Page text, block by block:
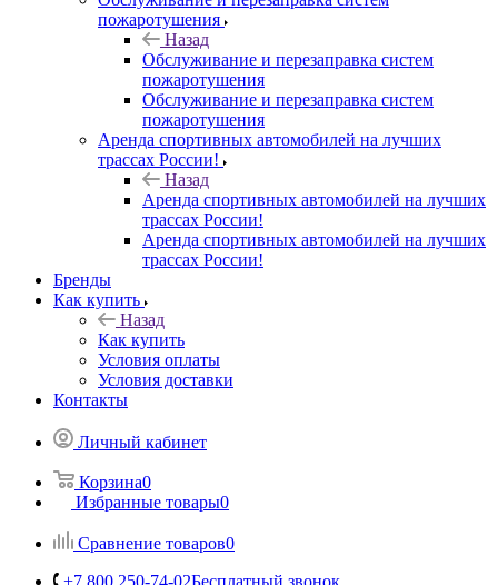
пожаротушения
Назад
Обслуживание и перезаправка систем
пожаротушения
Обслуживание и перезаправка систем
пожаротушения
Аренда спортивных автомобилей на лучших
трассах России!
Назад
Аренда спортивных автомобилей на лучших
трассах России!
Аренда спортивных автомобилей на лучших
трассах России!
Бренды
Как купить
Назад
Как купить
Условия оплаты
Условия доставки
Контакты
Личный кабинет
Корзина0
Избранные товары0
Сравнение товаров0
+7 800 250-74-02Бесплатный звонок